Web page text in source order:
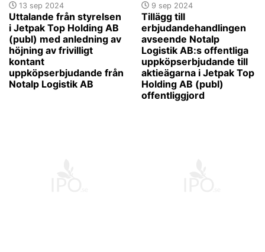
13 sep 2024
Uttalande från styrelsen
i Jetpak Top Holding AB
(publ) med anledning av
höjning av frivilligt
kontant
uppköpserbjudande från
Notalp Logistik AB
9 sep 2024
Tillägg till
erbjudandehandlingen
avseende Notalp
Logistik AB:s offentliga
uppköpserbjudande till
aktieägarna i Jetpak Top
Holding AB (publ)
offentliggjord